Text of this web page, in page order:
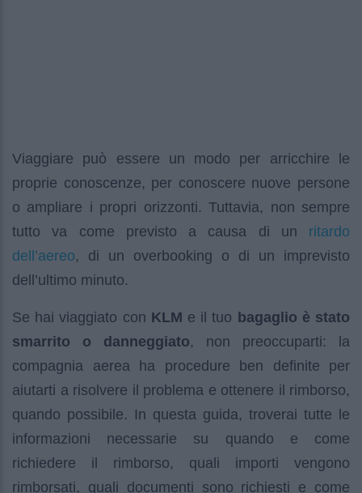
Viaggiare può essere un modo per arricchire le
proprie conoscenze, per conoscere nuove persone
o ampliare i propri orizzonti. Tuttavia, non sempre
tutto va come previsto a causa di un ritardo
dell’aereo, di un overbooking o di un imprevisto
dell’ultimo minuto.
Se hai viaggiato con KLM e il tuo bagaglio è stato
smarrito o danneggiato, non preoccuparti: la
compagnia aerea ha procedure ben definite per
aiutarti a risolvere il problema e ottenere il rimborso,
quando possibile. In questa guida, troverai tutte le
informazioni necessarie su quando e come
richiedere il rimborso, quali importi vengono
rimborsati, quali documenti sono richiesti e come